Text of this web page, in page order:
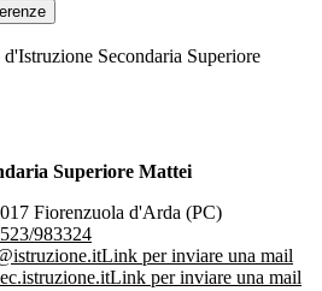
Secondaria Superiore
Superiore Mattei
Fiorenzuola d'Arda (PC)
983324
Link per inviare una mail
Link per inviare una mail